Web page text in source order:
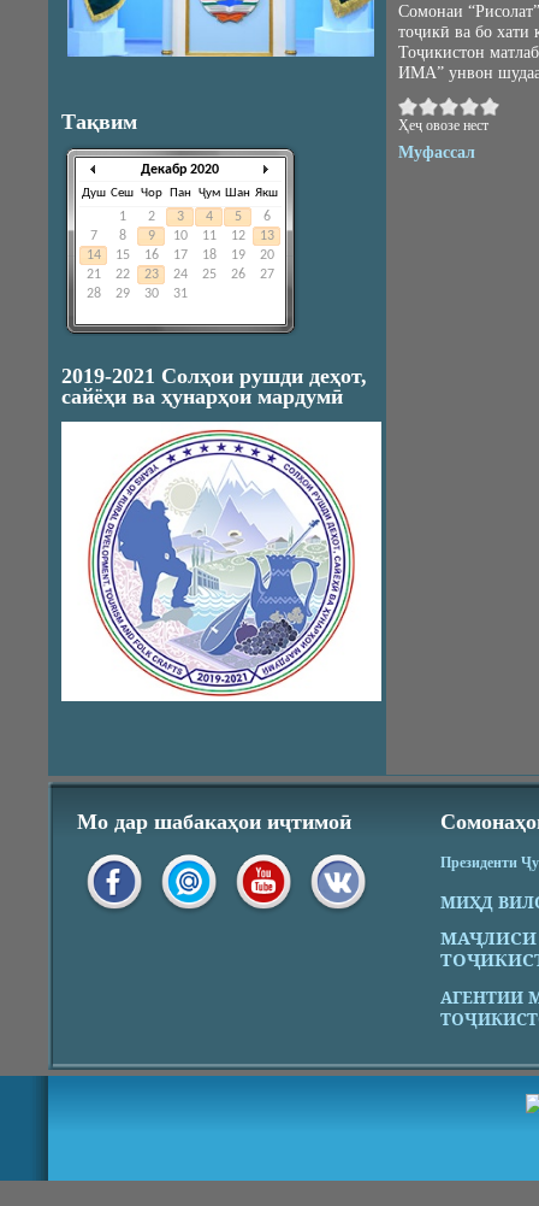
Тақвим
Душ Сеш Чор Пан Ҷум Шан Якш
1 2 3 4 5
6
7
8 9 10 11 12
13
14
15 16 17 18 19
20
21
22 23 24 25 26
27
28
29 30 31
Декабр 2020
2019-2021 Солҳои рушди деҳот,
сайёҳи ва ҳунарҳои мардумӣ
Сомонаи
тоҷикӣ ва бо хати
Тоҷикистон
ИМА” унвон
Ҳеҷ овозе нест
Муфассал
Мо дар шабакаҳои иҷтимоӣ
Президенти
МИҲД
АГЕНТИИ